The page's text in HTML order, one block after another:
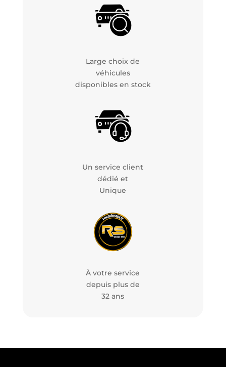
Large choix de
véhicules
disponibles en stock
Un service client
dédié et
Unique
À votre service
depuis plus de
32 ans